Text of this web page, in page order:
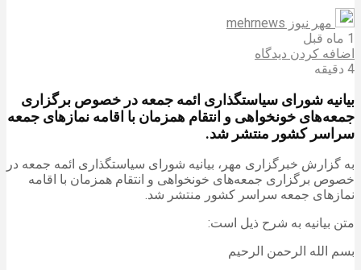
مهر نیوز mehrnews
1 ماه قبل
اضافه کردن دیدگاه
4 دقیقه
بیانیه شورای سیاستگذاری ائمه جمعه در خصوص برگزاری
جمعه‌های خونخواهی و انتقام همزمان با اقامه نمازهای جمعه
سراسر کشور منتشر شد.
به گزارش خبرگزاری مهر، بیانیه شورای سیاستگذاری ائمه جمعه در
خصوص برگزاری جمعه‌های خونخواهی و انتقام همزمان با اقامه
نمازهای جمعه سراسر کشور منتشر شد.
متن بیانیه به شرح ذیل است:
بسم الله الرحمن الرحیم